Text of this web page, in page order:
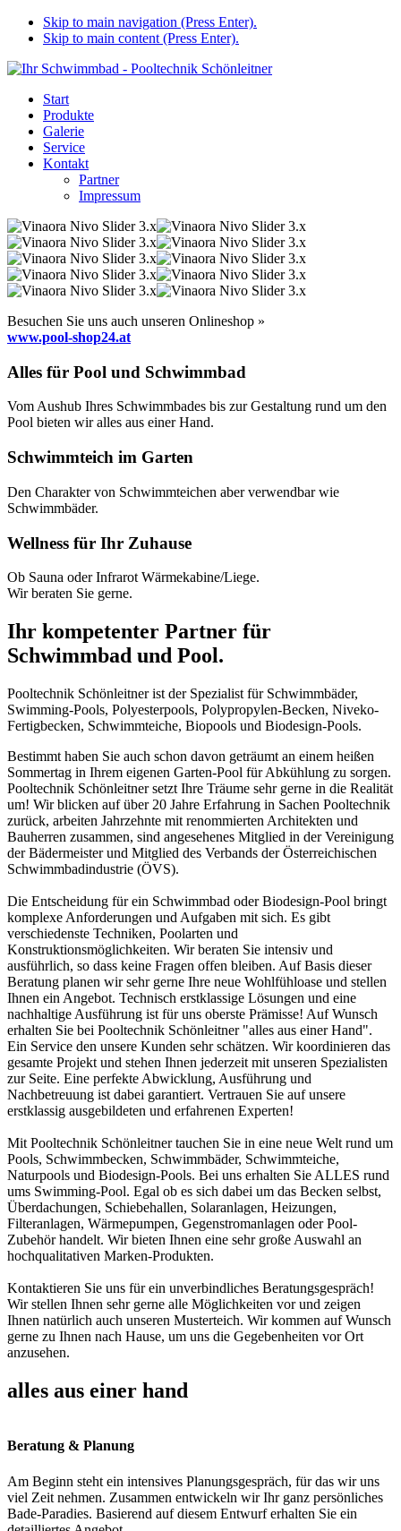
Skip to main navigation (Press Enter).
Skip to main content (Press Enter).
Start
Produkte
Galerie
Service
Kontakt
Partner
Impressum
Besuchen Sie uns auch unseren Onlineshop »
www.pool-shop24.at
Alles für Pool und Schwimmbad
Vom Aushub Ihres Schwimmbades bis zur Gestaltung rund um den
Pool bieten wir alles aus einer Hand.
Schwimmteich im Garten
Den Charakter von Schwimmteichen aber verwendbar wie
Schwimmbäder.
Wellness für Ihr Zuhause
Ob Sauna oder Infrarot Wärmekabine/Liege.
Wir beraten Sie gerne.
Ihr kompetenter Partner für
Schwimmbad und Pool.
Pooltechnik Schönleitner ist der Spezialist für Schwimmbäder,
Swimming-Pools, Polyesterpools, Polypropylen-Becken, Niveko-
Fertigbecken, Schwimmteiche, Biopools und Biodesign-Pools.
Bestimmt haben Sie auch schon davon geträumt an einem heißen
Sommertag in Ihrem eigenen Garten-Pool für Abkühlung zu sorgen.
Pooltechnik Schönleitner setzt Ihre Träume sehr gerne in die Realität
um! Wir blicken auf über 20 Jahre Erfahrung in Sachen Pooltechnik
zurück, arbeiten Jahrzehnte mit renommierten Architekten und
Bauherren zusammen, sind angesehenes Mitglied in der Vereinigung
der Bädermeister und Mitglied des Verbands der Österreichischen
Schwimmbadindustrie (ÖVS).
Die Entscheidung für ein Schwimmbad oder Biodesign-Pool bringt
komplexe Anforderungen und Aufgaben mit sich. Es gibt
verschiedenste Techniken, Poolarten und
Konstruktionsmöglichkeiten. Wir beraten Sie intensiv und
ausführlich, so dass keine Fragen offen bleiben. Auf Basis dieser
Beratung planen wir sehr gerne Ihre neue Wohlfühloase und stellen
Ihnen ein Angebot. Technisch erstklassige Lösungen und eine
nachhaltige Ausführung ist für uns oberste Prämisse! Auf Wunsch
erhalten Sie bei Pooltechnik Schönleitner "alles aus einer Hand".
Ein Service den unsere Kunden sehr schätzen. Wir koordinieren das
gesamte Projekt und stehen Ihnen jederzeit mit unseren Spezialisten
zur Seite. Eine perfekte Abwicklung, Ausführung und
Nachbetreuung ist dabei garantiert. Vertrauen Sie auf unsere
erstklassig ausgebildeten und erfahrenen Experten!
Mit Pooltechnik Schönleitner tauchen Sie in eine neue Welt rund um
Pools, Schwimmbecken, Schwimmbäder, Schwimmteiche,
Naturpools und Biodesign-Pools. Bei uns erhalten Sie ALLES rund
ums Swimming-Pool. Egal ob es sich dabei um das Becken selbst,
Überdachungen, Schiebehallen, Solaranlagen, Heizungen,
Filteranlagen, Wärmepumpen, Gegenstromanlagen oder Pool-
Zubehör handelt. Wir bieten Ihnen eine sehr große Auswahl an
hochqualitativen Marken-Produkten.
Kontaktieren Sie uns für ein unverbindliches Beratungsgespräch!
Wir stellen Ihnen sehr gerne alle Möglichkeiten vor und zeigen
Ihnen natürlich auch unseren Musterteich. Wir kommen auf Wunsch
gerne zu Ihnen nach Hause, um uns die Gegebenheiten vor Ort
anzusehen.
alles aus einer hand
Beratung & Planung
Am Beginn steht ein intensives Planungsgespräch, für das wir uns
viel Zeit nehmen. Zusammen entwickeln wir Ihr ganz persönliches
Bade-Paradies. Basierend auf diesem Entwurf erhalten Sie ein